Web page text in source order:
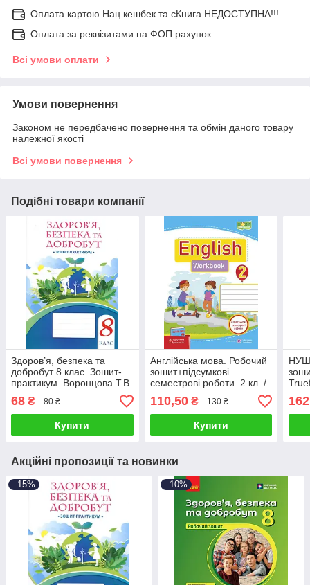
Оплата картою Нац кешбек та єКнига НЕДОСТУПНА!!!
Оплата за реквізитами на ФОП рахунок
Всі умови оплати
Умови повернення
Законом не передбачено повернення та обмін даного товару
належної якості
Всі умови повернення
Подібні товари компанії
Здоров’я, безпека та
добробут 8 клас. Зошит-
практикум. Воронцова Т.В.
68 ₴ 80 ₴
Купити
Англійська мова. Робочий
зошит+підсумкові
семестрові роботи. 2 кл. /
НУШ/
110,50₴ 130 ₴
Купити
НУШ
162
Акційні пропозиції та новинки
–15% –10%